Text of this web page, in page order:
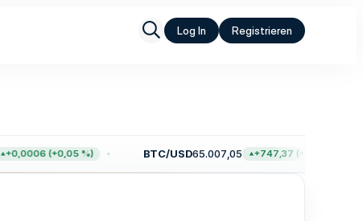
Log In Registrieren
+0,0006 (+0,05 %) BTC/USD65.007,05 +747,37 (+1,16 %)